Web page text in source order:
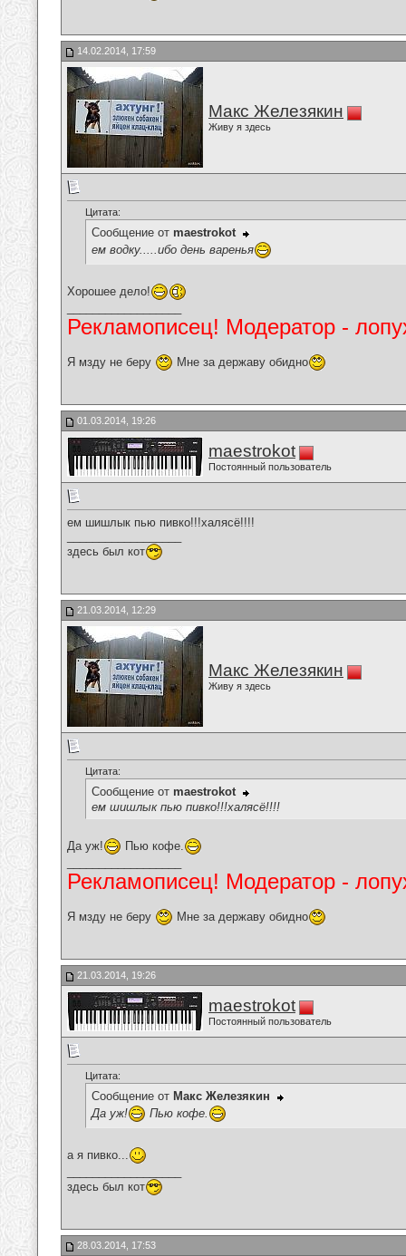
14.02.2014, 17:59
Макс Железякин
Живу я здесь
Цитата:
Сообщение от maestrokot
ем водку.....ибо день варенья
Хорошее дело!
Рекламописец! Модератор -
Я мзду не беру Мне за державу обидно
01.03.2014, 19:26
maestrokot
Постоянный пользователь
ем шишлык пью пивко!!!халясё!!!!
здесь был кот
21.03.2014, 12:29
Макс Железякин
Живу я здесь
Цитата:
Сообщение от maestrokot
ем шишлык пью пивко!!!халясё!!!!
Да уж!
Пью кофе.
Рекламописец! Модератор -
Я мзду не беру Мне за державу обидно
21.03.2014, 19:26
maestrokot
Постоянный пользователь
Цитата:
Сообщение от Макс Железякин
Да уж!
Пью кофе.
а я пивко...
здесь был кот
28.03.2014, 17:53